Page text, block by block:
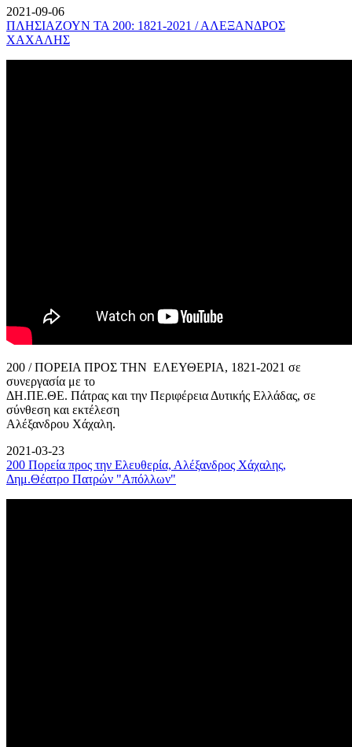
2021-09-06
ΠΛΗΣΙΑΖΟΥΝ ΤΑ 200: 1821-2021 / ΑΛΕΞΑΝΔΡΟΣ
ΧΑΧΑΛΗΣ
200 / ΠΟΡΕΙΑ ΠΡΟΣ ΤΗΝ ΕΛΕΥΘΕΡΙΑ, 1821-2021 σε
συνεργασία με το
ΔΗ.ΠΕ.ΘΕ. Πάτρας και την Περιφέρεια Δυτικής Ελλάδας, σε
σύνθεση και εκτέλεση
Αλέξανδρου Χάχαλη.
2021-03-23
200 Πορεία προς την Ελευθερία, Αλέξανδρος Χάχαλης,
Δημ.Θέατρο Πατρών "Απόλλων"